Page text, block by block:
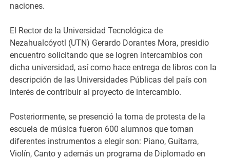
naciones.
El Rector de la Universidad Tecnológica de
Nezahualcóyotl (UTN) Gerardo Dorantes Mora, presidio
encuentro solicitando que se logren intercambios con
dicha universidad, así como hace entrega de libros con la
descripción de las Universidades Públicas del país con
interés de contribuir al proyecto de intercambio.
Posteriormente, se presenció la toma de protesta de la
escuela de música fueron 600 alumnos que toman
diferentes instrumentos a elegir son: Piano, Guitarra,
Violín, Canto y además un programa de Diplomado en